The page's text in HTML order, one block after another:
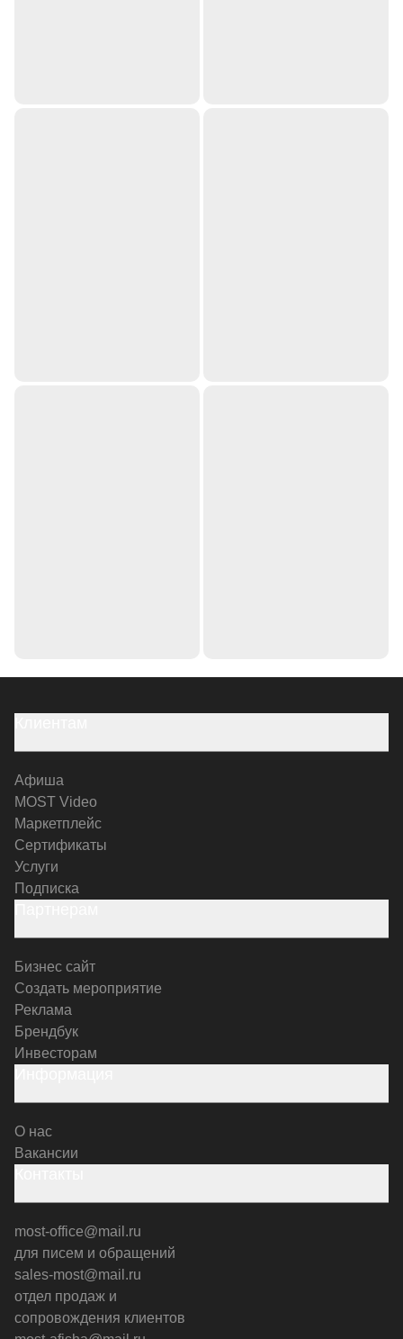
Афиша
MOST Video
Маркетплейс
Сертификаты
Услуги
Подписка
Бизнес сайт
Создать мероприятие
Реклама
Брендбук
Инвесторам
О нас
Вакансии
most-office@mail.ru
для писем и обращений
sales-most@mail.ru
отдел продаж и
сопровождения клиентов